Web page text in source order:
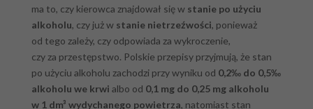
ma to, czy kierowca znajdował się w stanie po użyciu
alkoholu, czy już w stanie nietrzeźwości, ponieważ
od tego zależy, czy odpowiada za wykroczenie,
czy za przestępstwo. Polskie przepisy przyjmują, że stan
po użyciu alkoholu zachodzi przy wyniku od 0,2‰ do 0,5‰
alkoholu we krwi albo od 0,1 mg do 0,25 mg alkoholu
w 1 dm³ wydychanego powietrza, natomiast stan